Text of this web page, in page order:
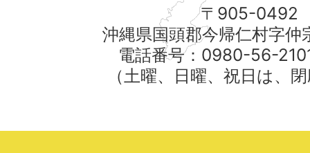
〒905-0492
沖縄県国頭郡今帰仁村字仲
電話番号：0980-56-
（土曜、日曜、祝日は、